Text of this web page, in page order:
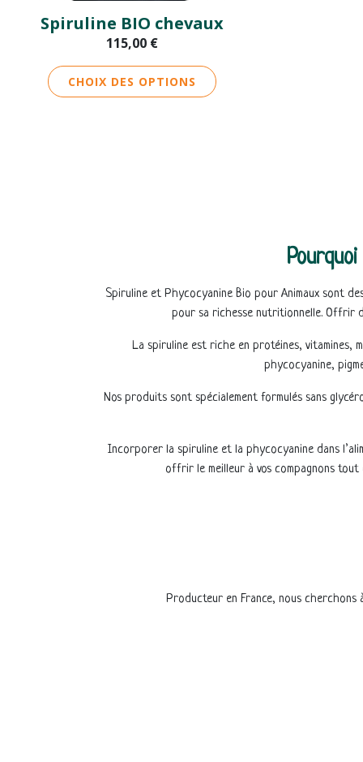
Spiruline BIO chevaux
115,00 €
CHOIX DES OPTIONS
page
du
produit
Spiruline et Phycocyanine Bio pour Animaux sont
pour sa richesse nutritionnelle. Offrir
La spiruline est riche en protéines, vitamines,
phycocyanine,
Nos produits sont spécialement formulés sans
Incorporer la spiruline et la phycocyanine dans
offrir le meilleur à vos compagnons
Producteur en France, nous cherchons